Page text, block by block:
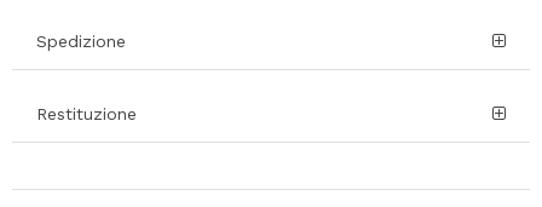
Spedizione
Restituzione